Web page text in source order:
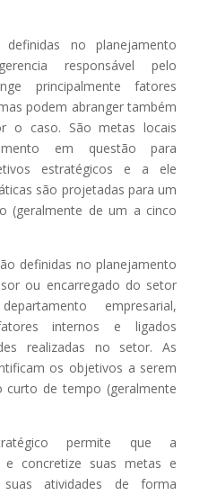
no planejamento
responsável pelo
principalmente fatores
podem abranger também
o caso. São metas locais
em questão para
estratégicos e a ele
são projetadas para um
(geralmente de um a cinco
definidas no planejamento
ou encarregado do setor
empresarial,
internos e ligados
realizadas no setor. As
os objetivos a serem
curto de tempo (geralmente
permite que a
e concretize suas metas e
suas atividades de forma